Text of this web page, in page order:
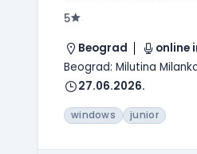
5
Beograd
online
Beograd: Milutina
27.06.2026.
windows junior